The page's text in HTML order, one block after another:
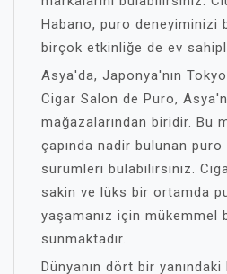
Habano, puro deneyiminizi
birçok etkinliğe de ev
Asya'da, Japonya'nın
Cigar Salon de Puro,
mağazalarından biridir. Bu
çapında nadir bulunan puro
sürümleri bulabilirsiniz.
sakin ve lüks bir ortamda
yaşamanız için mükemmel
sunmaktadır.
Dünyanın dört bir